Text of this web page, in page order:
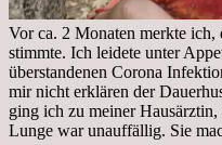
Vor ca. 2 Monaten merkte
stimmte. Ich leidete unter
überstandenen Corona
mir nicht erklären der
ging ich zu meiner
Lunge war unauffällig. Sie